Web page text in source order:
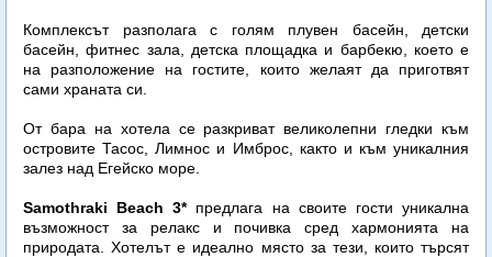
Комплексът разполага с голям плувен басейн, детски
басейн, фитнес зала, детска площадка и барбекю, което е
на разположение на гостите, които желаят да приготвят
сами храната си.
От бара на хотела се разкриват великолепни гледки към
островите Тасос, Лимнос и Имброс, както и към уникалния
залез над Егейско море.
Samothraki Beach 3* предлага на своите гости уникална
възможност за релакс и почивка сред хармонията на
природата. Хотелът е идеално място за тези, които търсят